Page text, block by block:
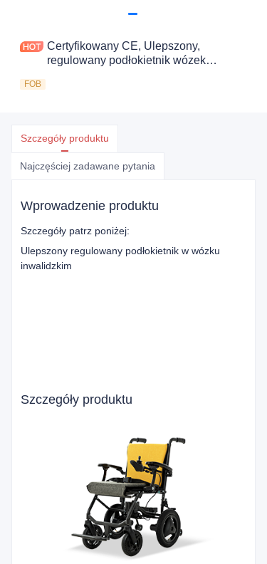
Certyfikowany CE, Ulepszony,
regulowany podłokietnik wózek
FOB
Szczegóły produktu
Najczęściej zadawane pytania
Wprowadzenie produktu
Szczegóły patrz poniżej:
Ulepszony regulowany podłokietnik w wózku
inwalidzkim
Szczegóły produktu